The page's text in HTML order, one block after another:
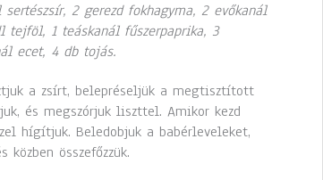
sertészsír, 2 gerezd fokhagyma, 2 evőkanál
1 teáskanál fűszerpaprika, 3
ecet, 4 db tojás.
a zsírt, belepréseljük a megtisztított
és megszórjuk liszttel. Amikor kezd
hígítjuk. Beledobjuk a babérleveleket,
közben összefőzzük.